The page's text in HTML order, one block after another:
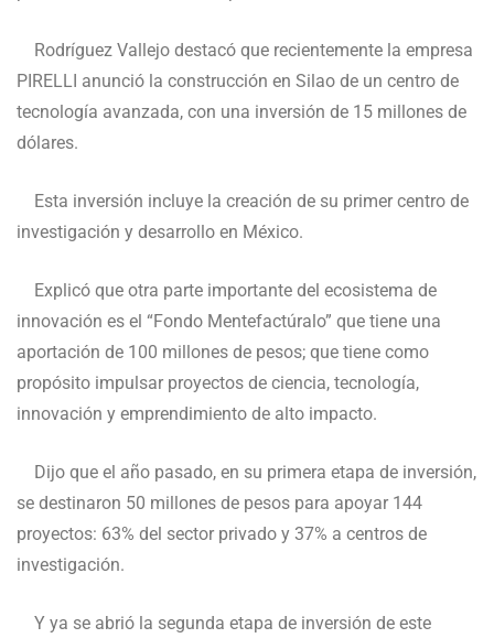
Rodríguez Vallejo destacó que recientemente la empresa
PIRELLI anunció la construcción en Silao de un centro de
tecnología avanzada, con una inversión de 15 millones de
dólares.
Esta inversión incluye la creación de su primer centro de
investigación y desarrollo en México.
Explicó que otra parte importante del ecosistema de
innovación es el “Fondo Mentefactúralo” que tiene una
aportación de 100 millones de pesos; que tiene como
propósito impulsar proyectos de ciencia, tecnología,
innovación y emprendimiento de alto impacto.
Dijo que el año pasado, en su primera etapa de inversión,
se destinaron 50 millones de pesos para apoyar 144
proyectos: 63% del sector privado y 37% a centros de
investigación.
Y ya se abrió la segunda etapa de inversión de este